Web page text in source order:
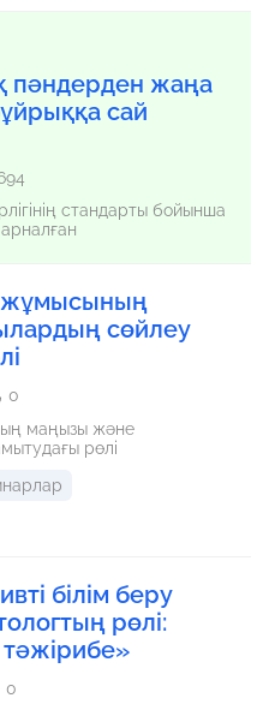
жаңа
сай
стандарты бойынша
жұмысының
сөйлеу
0
маңызы және
рөлі
білім беру
рөлі:
0